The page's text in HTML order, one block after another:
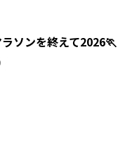
ソンを終えて2026🏃